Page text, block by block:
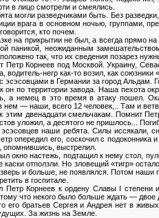
в лицо смотрели и смеялись.
могли разведчиками быть. Без
врага в основном ночью, группами,
кто почем.
на прикрытии не был, а всегда прямо
паникой, неожиданным
так, что их сведения позарез
Петр Корнеев под Москвой. Украину,
негр как-то возил, как союзники
в Германии за город
он по территории завода. Наша пехота
а немец в это время в атаку пошел.
нем — наши, всего 12 человек,.. Там и
этим двенадцати смельчакам. Помнит
уложил, а десятого не пришлось...
наши ребята. Силы иссякали,
опередил его, соскочил с
опомнившись, выстрелил.
окно настежь, подтащил к нему стол,
каски отползли. Но зловещий «тигр»
и больше, не появлялся. Потом наши
в госпитале.
Петр Корнеев к ордену Славы I степени
что некого было больше ждать — двое
его братьев Сергея и Андрея нет в
За жизнь на Земле.